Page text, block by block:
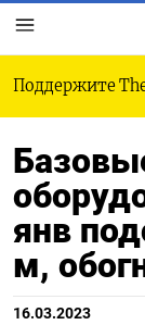
Поддержите
янв
м,
16.03.2023